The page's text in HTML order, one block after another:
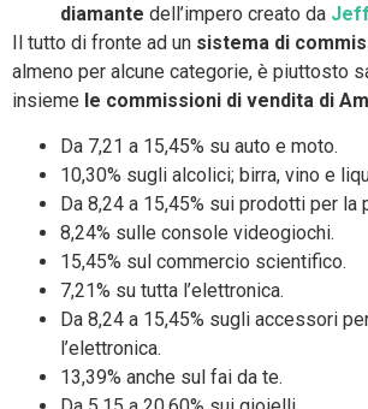
diamante dell’impero creato da
Il tutto di fronte ad un sistema di
almeno per alcune categorie, è piuttosto
insieme le commissioni di vendita di
Da 7,21 a 15,45% su auto e moto.
10,30% sugli alcolici; birra, vino e
Da 8,24 a 15,45% sui prodotti per la
8,24% sulle console videogiochi.
15,45% sul commercio scientifico.
7,21% su tutta l’elettronica.
Da 8,24 a 15,45% sugli accessori
l’elettronica.
13,39% anche sul fai da te.